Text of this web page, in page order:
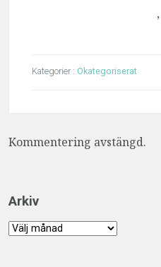
,
Kategorier : Okategoriserat
Kommentering avstängd.
Arkiv
Arkiv